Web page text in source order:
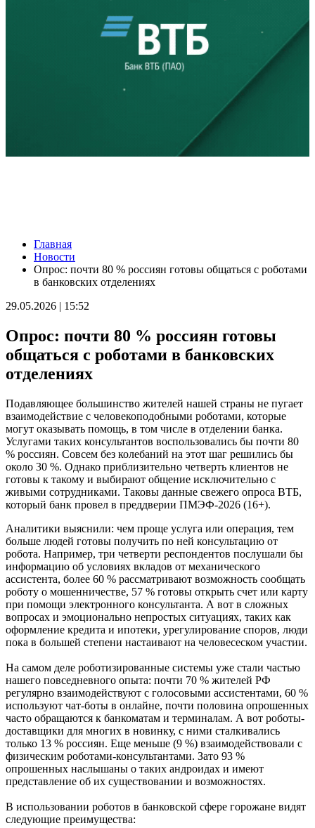
В похвистневском парке "Юбилейный" появилась новая
спортплощадка
09.08.2026 | 11:31
Самарца отправили в колонию за похищение телефона и
09.08.2026 | 11:28
от берега
09.08.2026 | 10:56
9 августа на нескольких улицах Самары не будет холодной
воды
09.08.2026 | 10:29
В Самарской области 9 августа около 5 часов действовала
беспилотная опасность
09.08.2026 | 10:24
Врач перечислил полезные для работы мозга продукты
09.08.2026 | 10:05
Вячеслав Федорищев поздравил жителей Самарской области с
Днем строителя
09.08.2026 | 09:33
Персеиды: самарцам рассказали, как увидеть звездопад с 12 по
14 августа
09.08.2026 | 09:17
Народные приметы на 10 августа 2026 года: что нельзя делать
в этот день
09.08.2026 | 09:13
День строителя в России: какие даты отмечаются 9 августа
09.08.2026 | 08:20
В Самарской области 9 августа будет аномальная жара
09.08.2026 | 07:04
Серия магнитных бурь ожидается в Самарской области во
второй половине августа
08.08.2026 | 21:52
"Акрон" вничью сыграл с "Локомотивом" в третьем туре РПЛ
08.08.2026 | 21:26
Вячеслав Федорищев поздравил "Волонтёров-медиков" с
десятилетием
08.08.2026 | 21:07
Есть погибшие: в Ставропольском районе столкнулись две
моторные лодки
08.08.2026 | 20:33
Вячеслав Федорищев – в топ-3 губернаторов по количеству
подписчиков в "МАКСе"
08.08.2026 | 20:01
Состав ХК ЦСК ВВС пополнили два нападающих
08.08.2026 | 19:39
Главная
Новости
Опрос: почти 80 % россиян готовы общаться с роботами
в банковских отделениях
29.05.2026 | 15:52
Опрос: почти 80 % россиян готовы
общаться с роботами в банковских
отделениях
Подавляющее большинство жителей нашей страны не пугает
взаимодействие с человекоподобными роботами, которые
могут оказывать помощь, в том числе в отделении банка.
Услугами таких консультантов воспользовались бы почти 80
% россиян. Совсем без колебаний на этот шаг решились бы
около 30 %. Однако приблизительно четверть клиентов не
готовы к такому и выбирают общение исключительно с
живыми сотрудниками. Таковы данные свежего опроса ВТБ,
который банк провел в преддверии ПМЭФ-2026 (16+).
Аналитики выяснили: чем проще услуга или операция, тем
больше людей готовы получить по ней консультацию от
робота. Например, три четверти респондентов послушали бы
информацию об условиях вкладов от механического
ассистента, более 60 % рассматривают возможность сообщать
роботу о мошенничестве, 57 % готовы открыть счет или карту
при помощи электронного консультанта. А вот в сложных
вопросах и эмоционально непростых ситуациях, таких как
оформление кредита и ипотеки, урегулирование споров, люди
пока в большей степени настаивают на человесеском участии.
На самом деле роботизированные системы уже стали частью
нашего повседневного опыта: почти 70 % жителей РФ
регулярно взаимодействуют с голосовыми ассистентами, 60 %
используют чат-боты в онлайне, почти половина опрошенных
часто обращаются к банкоматам и терминалам. А вот роботы-
доставщики для многих в новинку, с ними сталкивались
только 13 % россиян. Еще меньше (9 %) взаимодействовали с
физическим роботами-консультантами. Зато 93 %
опрошенных наслышаны о таких андроидах и имеют
представление об их существовании и возможностях.
В использовании роботов в банковской сфере горожане видят
следующие преимущества: